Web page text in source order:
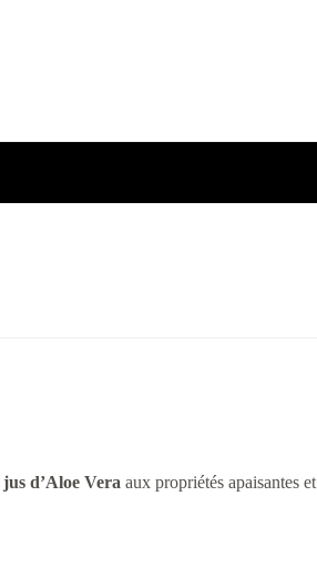
jus d’Aloe Vera aux propriétés apaisantes et